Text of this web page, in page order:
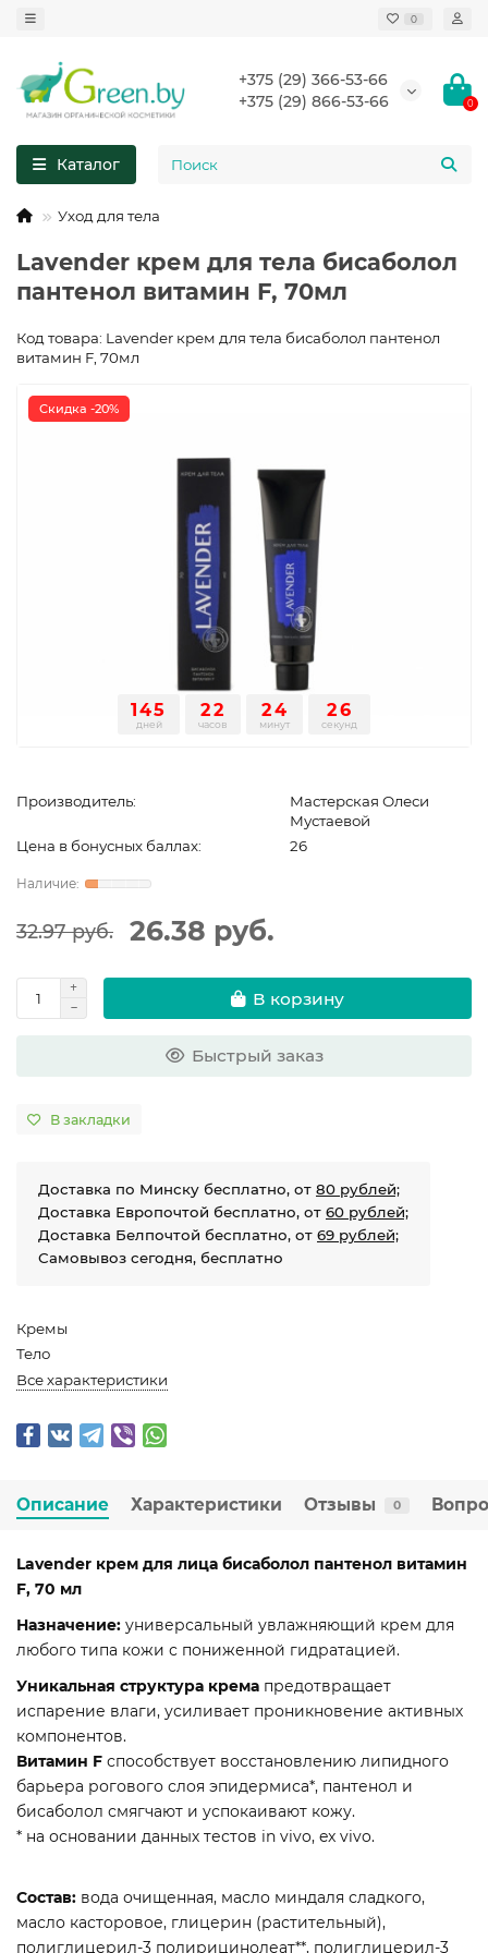
0
+375 (29) 366-53-66
+375 (29) 866-53-66
0
Каталог
Уход для тела
Lavender крем для тела бисаболол
пантенол витамин F, 70мл
Код товара: Lavender крем для тела бисаболол пантенол
витамин F, 70мл
Скидка -20%
145
дней
22
часов
24
минут
26
секунд
Производитель:
Мастерская Олеси
Мустаевой
Цена в бонусных баллах:
26
32.97 руб. 26.38 руб.
В корзину
Быстрый заказ
В закладки
Доставка по Минску бесплатно, от 80 рублей;
Доставка Европочтой бесплатно, от 60 рублей;
Доставка Белпочтой бесплатно, от 69 рублей;
Самовывоз сегодня, бесплатно
Кремы
Тело
Все характеристики
Описание Характеристики Отзывы 0
Lavender крем для лица бисаболол пантенол витамин
F, 70 мл
Назначение: универсальный увлажняющий крем для
любого типа кожи с пониженной гидратацией.
Уникальная структура крема предотвращает
испарение влаги, усиливает проникновение активных
компонентов.
Витамин F способствует восстановлению липидного
барьера рогового слоя эпидермиса*, пантенол и
бисаболол смягчают и успокаивают кожу.
* на основании данных тестов in vivo, ex vivo.
Состав: вода очищенная, масло миндаля сладкого,
масло касторовое, глицерин (растительный),
полиглицерил-3 полирицинолеат**, полиглицерил-3